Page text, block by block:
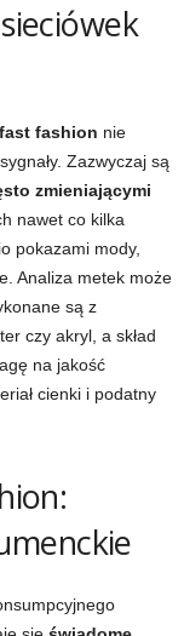
fast fashion nie
Zazwyczaj są
zmieniającymi
nawet co kilka
pokazami mody,
Analiza metek może
są z
czy akryl, a skład
na jakość
cienki i podatny